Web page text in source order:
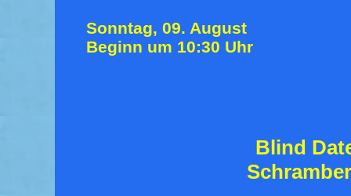
Sonntag, 09. August
Beginn um 10:30 Uhr
Blind